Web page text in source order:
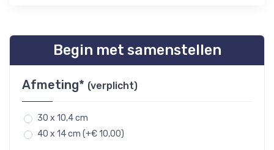
Begin met samenstellen
Afmeting* (verplicht)
30 x 10,4 cm
40 x 14 cm (+€ 10,00)